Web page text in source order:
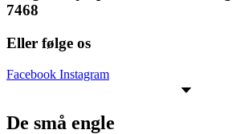
7468
Eller følge os
Facebook Instagram
De små engle